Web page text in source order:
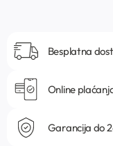
Besplatna
Online
Garancija do